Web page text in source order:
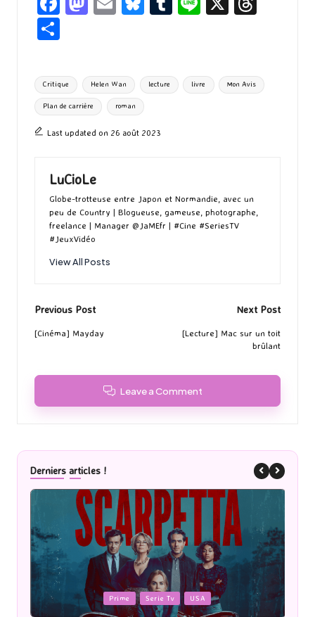
o
o
k
d
o
n
l
ky bl
r
ds
ta
g
er
Tags:
Critique Helen Wan lecture livre Mon Avis
Plan de carrière roman
Last updated on 26 août 2023
LuCioLe
Globe-trotteuse entre Japon et Normandie, avec un
peu de Country | Blogueuse, gameuse, photographe,
freelance | Manager @JaMEfr | #Cine #SeriesTV
#JeuxVidéo
View All Posts
Post
navigation
Previous Post
[Cinéma] Mayday
Next Post
[Lecture] Mac sur un toit
brûlant
Leave a Comment
Derniers articles !
Posted
in
Prime Serie Tv USA